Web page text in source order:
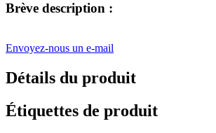
Brève description :
Envoyez-nous un e-mail
Détails du produit
Étiquettes de produit